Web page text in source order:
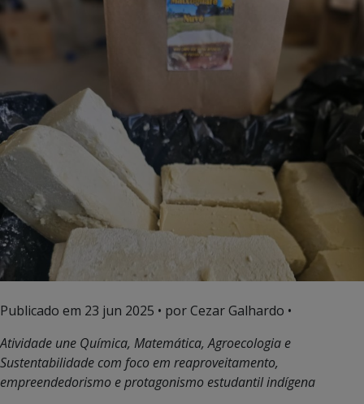
Publicado em 23 jun 2025 • por Cezar Galhardo •
Atividade une Química, Matemática, Agroecologia e
Sustentabilidade com foco em reaproveitamento,
empreendedorismo e protagonismo estudantil indígena